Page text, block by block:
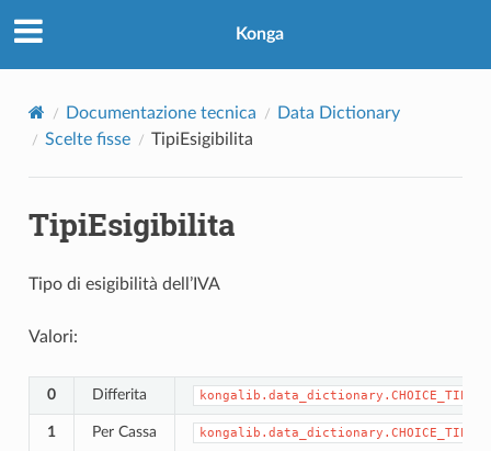
Konga
Documentazione tecnica
Data Dictionary
Scelte fisse
TipiEsigibilita
TipiEsigibilita
Tipo di esigibilità dell’IVA
Valori:
0 Differita
1 Per Cassa